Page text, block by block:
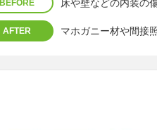
BEFORE 床や壁などの内装の
AFTER マホガニー材や間接